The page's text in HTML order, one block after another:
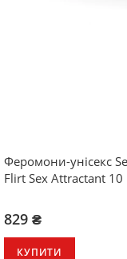
Феромони-унісекс
Flirt Sex Attractant 10
829 ₴
КУПИТИ